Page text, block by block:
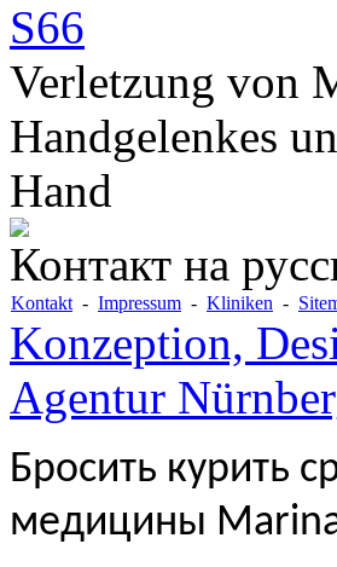
S66
Verletzung von
Handgelenkes
Hand
Контакт на
Kontakt - Impressum - Kliniken -
Konzeption,
Agentur
Бросить курить
медицины